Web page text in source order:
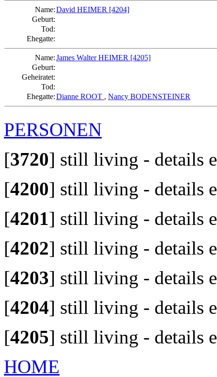
Name:David HEIMER [4204]
Geburt:
Tod:
Ehegatte:
Name:James Walter HEIMER [4205]
Geburt:
Geheiratet:
Tod:
Ehegatte:Dianne ROOT , Nancy BODENSTEINER
PERSONEN
[3720] still living - details
[4200] still living - details
[4201] still living - details
[4202] still living - details
[4203] still living - details
[4204] still living - details
[4205] still living - details
HOME